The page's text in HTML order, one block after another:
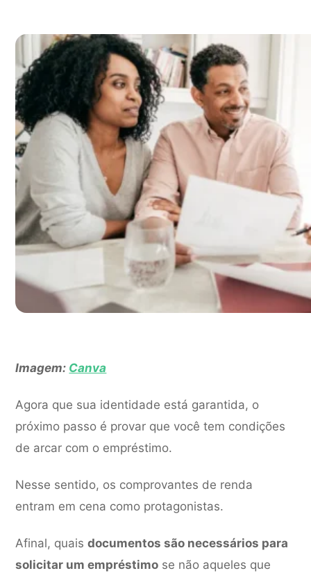
Imagem: Canva
Agora que sua identidade está garantida, o
próximo passo é provar que você tem condições
de arcar com o empréstimo.
Nesse sentido, os comprovantes de renda
entram em cena como protagonistas.
Afinal, quaisdocumentos são necessários para
solicitar um empréstimo se não aqueles que